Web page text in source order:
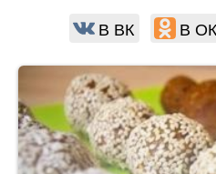
В ВК В ОК